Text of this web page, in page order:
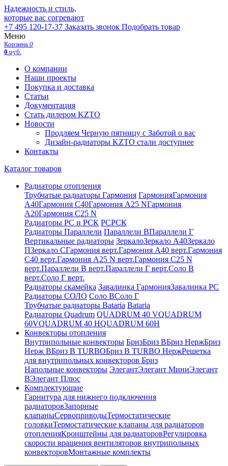
Надежность и стиль,
которые вас согревают
+7 495 120-17-37 Заказать звонок Подобрать товар
Меню
Корзина 0
0 руб.
О компании
Наши проекты
Покупка и доставка
Статьи
Документация
Стать дилером KZTO
Новости
Продляем Черную пятницу с Заботой о вас
Дизайн-радиаторы KZTO стали доступнее
Контакты
Каталог товаров
Радиаторы отопления
Трубчатые радиаторы Гармония ГармонияГармония
А40Гармония С40Гармония А25 NГармония
А20Гармония С25 N
Радиаторы РС и РСК РСРСК
Радиаторы Параллели Параллели ВПараллели Г
Вертикальные радиаторы ЗеркалоЗеркало А40Зеркало
ПЗеркало СГармония верт.Гармония А40 верт.Гармония
С40 верт.Гармония А25 N верт.Гармония С25 N
верт.Параллели В верт.Параллели Г верт.Соло В
верт.Соло Г верт.
Радиаторы скамейка Завалинка ГармонияЗавалинка РС
Радиаторы СОЛО Соло ВСоло Г
Трубчатые радиаторы Bataria Bataria
Радиаторы Quadrum QUADRUM 40 VQUADRUM
60VQUADRUM 40 HQUADRUM 60H
Конвекторы отопления
Внутрипольные конвекторы БризБриз ВБриз НержБриз
Нерж ВБриз В TURBOБриз В TURBO НержРешетка
для внутрипольных конвекторов Бриз
Напольные конвекторы ЭлегантЭлегант МиниЭлегант
ВЭлегант Плюс
Комплектующие
Гарнитура для нижнего подключения
радиаторовЗапорные
клапаныСервоприводыТермостатические
головкиТермостатические клапаны для радиаторов
отопленияКронштейны для радиаторовРегулировка
скорости вращения вентиляторов внутрипольных
конвекторовМонтажные комплекты